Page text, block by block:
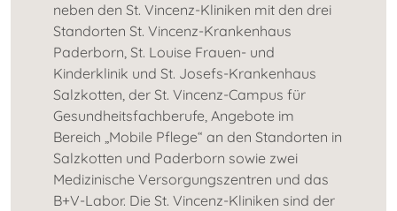
neben den St. Vincenz-Kliniken mit den drei
Standorten St. Vincenz-Krankenhaus
Paderborn, St. Louise Frauen- und
Kinderklinik und St. Josefs-Krankenhaus
Salzkotten, der St. Vincenz-Campus für
Gesundheitsfachberufe, Angebote im
Bereich „Mobile Pflege“ an den Standorten in
Salzkotten und Paderborn sowie zwei
Medizinische Versorgungszentren und das
B+V-Labor. Die St. Vincenz-Kliniken sind der